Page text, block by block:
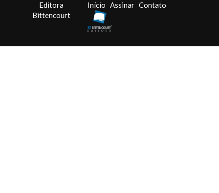
Editora
Bittencourt
Início Assinar Contato